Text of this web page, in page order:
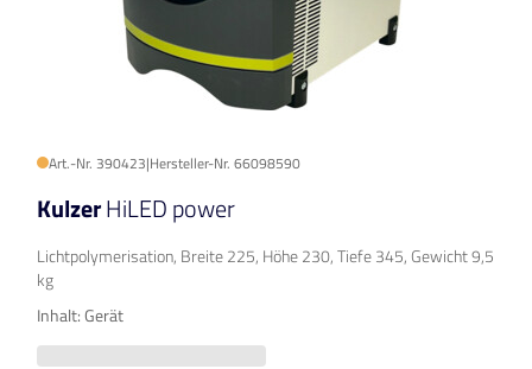
Art.-Nr. 390423|Hersteller-Nr. 66098590
KulzerHiLED power
Lichtpolymerisation, Breite 225, Höhe 230, Tiefe 345, Gewicht 9,5
kg
Inhalt: Gerät